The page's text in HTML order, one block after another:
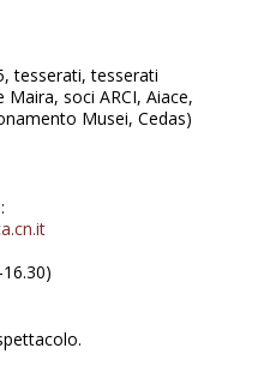
tesserati, tesserati
soci ARCI, Aiace,
Musei, Cedas)